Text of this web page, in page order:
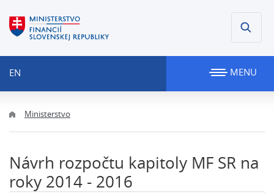
EN MENU
Ministerstvo
Návrh rozpočtu kapitoly MF SR na
roky 2014 - 2016